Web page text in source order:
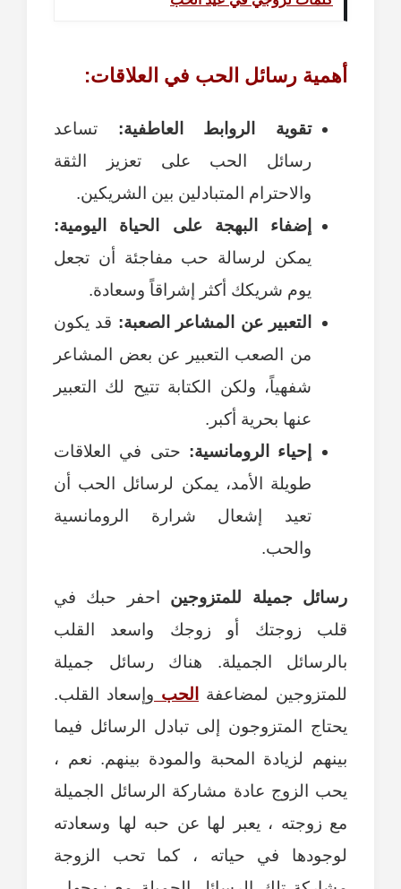
أهمية رسائل الحب في العلاقات:
تقوية الروابط العاطفية: تساعد
رسائل الحب على تعزيز الثقة
والاحترام المتبادلين بين الشريكين.
إضفاء البهجة على الحياة اليومية:
يمكن لرسالة حب مفاجئة أن تجعل
يوم شريكك أكثر إشراقاً وسعادة.
التعبير عن المشاعر الصعبة: قد يكون
من الصعب التعبير عن بعض المشاعر
شفهياً، ولكن الكتابة تتيح لك التعبير
عنها بحرية أكبر.
إحياء الرومانسية: حتى في العلاقات
طويلة الأمد، يمكن لرسائل الحب أن
تعيد إشعال شرارة الرومانسية
والحب.
رسائل جميلة للمتزوجين احفر حبك في
قلب زوجتك أو زوجك واسعد القلب
بالرسائل الجميلة. هناك رسائل جميلة
للمتزوجين لمضاعفة
الحب وإسعاد القلب.
يحتاج المتزوجون إلى تبادل الرسائل فيما
بينهم لزيادة المحبة والمودة بينهم. نعم ،
يحب الزوج عادة مشاركة الرسائل الجميلة
مع زوجته ، يعبر لها عن حبه لها وسعادته
لوجودها في حياته ، كما تحب الزوجة